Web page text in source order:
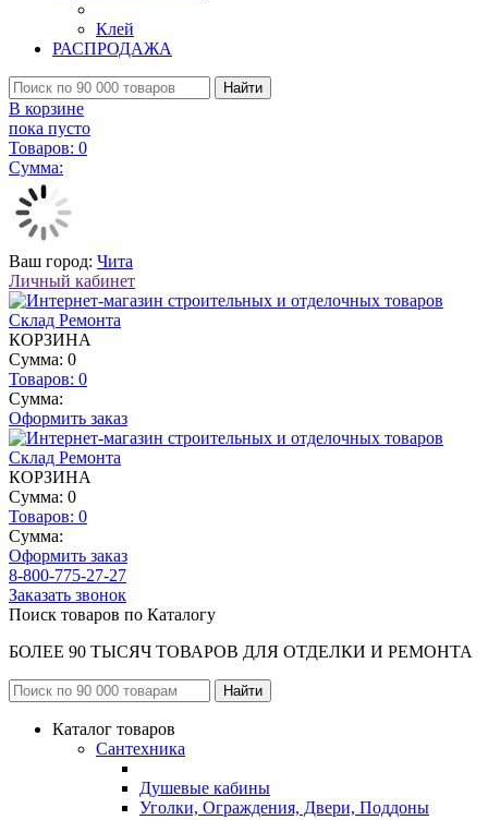
Клей
РАСПРОДАЖА
Найти
В корзине
пока пусто
Товаров: 0
Сумма:
Ваш город: Чита
Личный кабинет
КОРЗИНА
Сумма: 0
Товаров: 0
Сумма:
Оформить заказ
КОРЗИНА
Сумма: 0
Товаров: 0
Сумма:
Оформить заказ
8-800-775-27-27
Заказать звонок
Поиск товаров по Каталогу
БОЛЕЕ 90 ТЫСЯЧ ТОВАРОВ ДЛЯ ОТДЕЛКИ И РЕМОНТА
Каталог товаров
Сантехника
Душевые кабины
Уголки, Ограждения, Двери, Поддоны